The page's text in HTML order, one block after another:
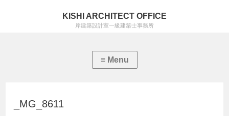
KISHI ARCHITECT OFFICE
岸建築設計室一級建築士事務所
_MG_8611